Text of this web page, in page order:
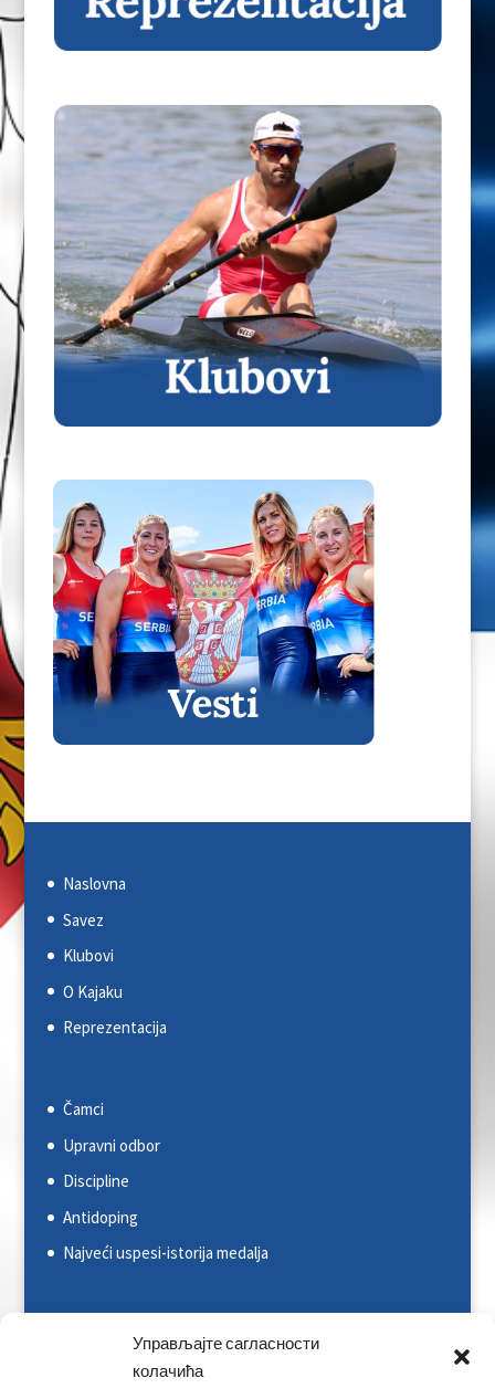
Управљајте сагласности
колачића
Naslovna
Savez
Klubovi
O Kajaku
Reprezentacija
Čamci
Upravni odbor
Discipline
Antidoping
Najveći uspesi-istorija medalja
Svetska kajakaška federacija (ICF)
Evropska kajakaška asocijacija (ECA)